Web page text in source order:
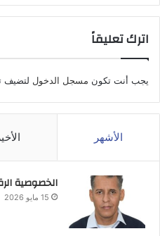
اترك تعليقاً
يجب أنت تكون مسجل الدخول لتضيف
الأشهر
الخصوصية
15 مايو 2026